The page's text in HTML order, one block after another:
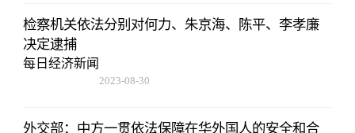
检察机关依法分别对何力、朱京海、陈平、李孝廉
决定逮捕
每日经济新闻
2023-08-30
外交部：中方一贯依法保障在华外国人的安全和合